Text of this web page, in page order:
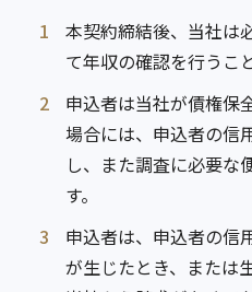
1
本契約締結後、当社は
て年収の確認を行うこ
2
申込者は当社が債権保
場合には、申込者の信
し、また調査に必要な
す。
3
申込者は、申込者の信
が生じたとき、または